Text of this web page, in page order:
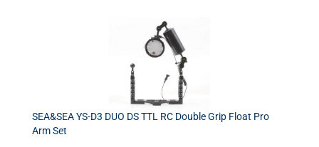
SEA&SEA YS-D3 DUO DS TTL RC Double Grip Float Pro
Arm Set